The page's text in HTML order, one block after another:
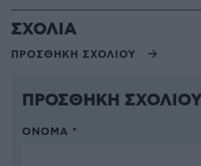
ΣΧΟΛΙΑ
ΠΡΟΣΘΗΚΗ ΣΧΟΛΙΟΥ
ΠΡΟΣΘΗΚΗ ΣΧΟΛΙΟΥ
ΌΝΟΜΑ *